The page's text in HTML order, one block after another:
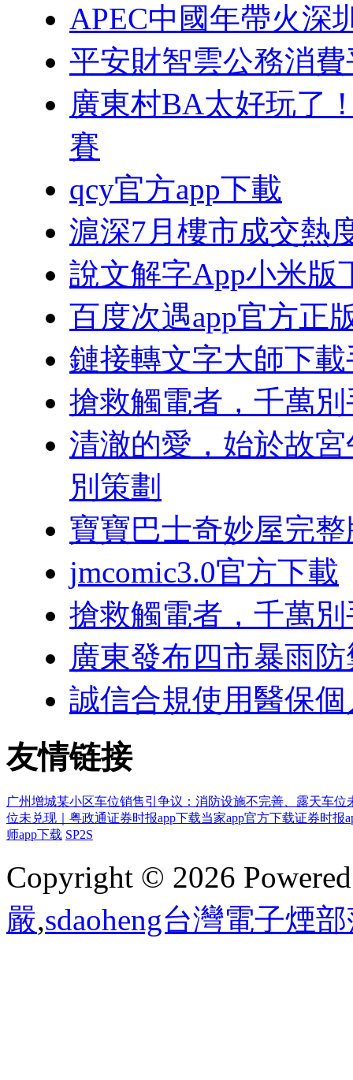
APEC中國年帶火深
平安財智雲公務消
廣東村BA太好玩了
賽
qcy官方app下載
滬深7月樓市成交熱
說文解字App小米版
百度次遇app官方正
鏈接轉文字大師下
搶救觸電者，千萬
清澈的愛，始於故
別策劃
寶寶巴士奇妙屋完
jmcomic3.0官方下載
搶救觸電者，千萬
廣東發布四市暴雨
誠信合規使用醫保
友情链接
广州增城某小区车位销售引争议：消防设施不完善、露天车位
位未兑现｜粤政通证券时报app下载当家app官方下载证券时报
师app下载 SP2S
Copyright © 2026
嚴,sdaoheng台灣電子煙